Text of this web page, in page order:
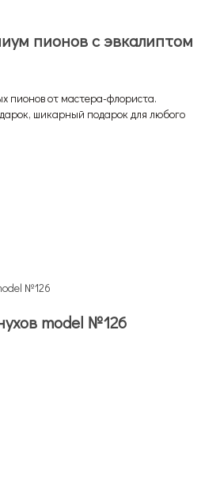
пионов с эвкалиптом
пионов от мастера-флориста.
шикарный подарок для любого
model №126